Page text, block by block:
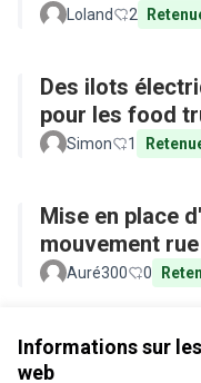
Informations sur
web
Loland 2
Des ilots
pour les food
Simon 1
Mise en place
mouvement
Auré300 0